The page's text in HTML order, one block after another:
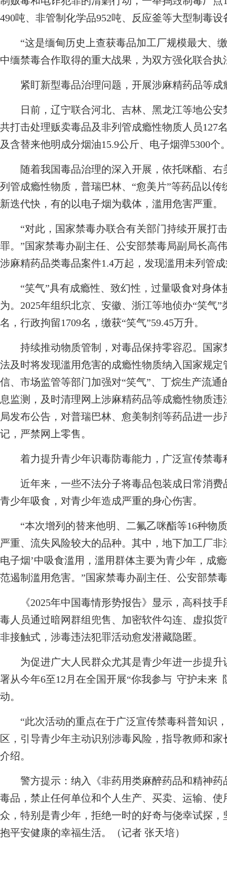
490吨、非管制化学品952吨、反应釜等大型制毒设
“这是缅甸历史上查获毒品加工厂规模最大、
中缅禁毒合作取得的重大战果，为双方强化联合
紧盯新型毒品治理问题，开展涉麻精药品等成
日前，辽宁联合河北、吉林、黑龙江等地公安
共打击处理贩卖毒品及非列管成瘾性物质人员127
及含替来他明成分烟油15.9公斤、电子烟弹5300个
随着我国毒品治理的深入开展，依托咪酯、右
列管成瘾性物质，普瑞巴林、“愈美片”等药品以
新迭代快，有的以电子烟为载体，滥用危害严重。
“对此，国家禁毒办联合有关部门持续开展打
罪。”国家禁毒办副主任、公安部禁毒局副局长高
涉麻精药品类毒品案件1.4万起，发现滥用未列管
“笑气”具有成瘾性、致幻性，过量吸食对身体
为。2025年组织北京、安徽、浙江等地侦办“笑气
名，行政拘留1709名，缴获“笑气”59.45万升。
持续推动物质管制，对毒品保持零容忍。国家
法及时将发现滥用危害的成瘾性物质纳入国家规
信、市场监管等部门加强对“笑气”、丁烷生产流
息监测，及时清理网上涉麻精药品等成瘾性物质
局发布公告，对普瑞巴林、愈美制剂等药品进一
记，严禁网上零售。
着力提升青少年识毒防毒能力，广泛宣传禁毒
近年来，一些不法分子将毒品包装成日常消费
青少年吸食，对青少年造成严重的身心伤害。
“本次增列的替来他明、二氟乙咪酯等16种物质
严重、流失风险较大的品种。其中，地下加工厂
电子烟’中吸食滥用，滥用群体主要为青少年，成
范遏制滥用危害。”国家禁毒办副主任、公安部禁
《2025年中国毒情形势报告》显示，高科技手
毒人员通过暗网群组兜售、加密软件勾连、虚拟
非接触式，涉毒违法犯罪活动愈发潜藏隐匿。
为促进广大人民群众尤其是青少年进一步提升
署从今年6至12月在全国开展“你我参与 守护未来
动。
“此次活动的重点在于广泛宣传禁毒科普知识
区，引导青少年主动识别涉毒风险，指导教师和
介绍。
警方提示：纳入《非药用类麻醉药品和精神药
毒品，禁止任何单位和个人生产、买卖、运输、
众，特别是青少年，拒绝一时的好奇与侥幸试探
抱平安健康的幸福生活。（记者 张天培）